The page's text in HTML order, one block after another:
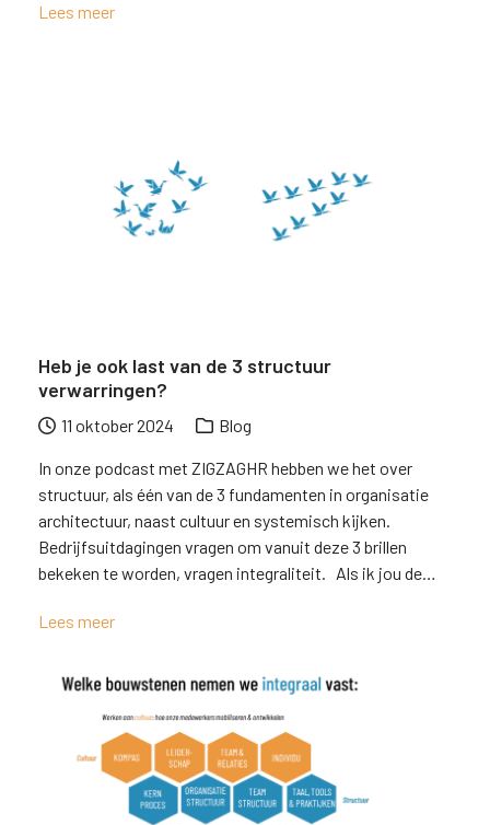
Lees meer
Heb je ook last van de 3 structuur
verwarringen?
11 oktober 2024 Blog
In onze podcast met ZIGZAGHR hebben we het over
structuur, als één van de 3 fundamenten in organisatie
architectuur, naast cultuur en systemisch kijken.
Bedrijfsuitdagingen vragen om vanuit deze 3 brillen
bekeken te worden, vragen integraliteit. Als ik jou de…
Lees meer